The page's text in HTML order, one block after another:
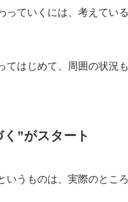
っていくには、考えてい
てはじめて、周囲の状況
”がスタート
いうものは、実際のとこ